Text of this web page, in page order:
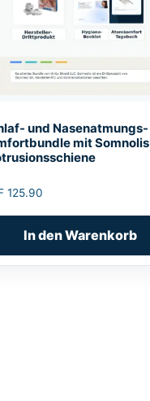
und Nasenatmungs-
mit Somnolis
125.90
In den Warenkorb